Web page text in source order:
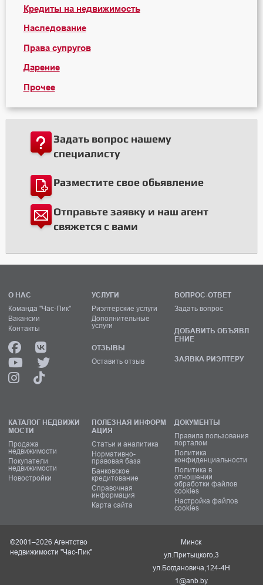
Кредиты на недвижимость
Наследование
Права супругов
Дарение
Прочее
Задать вопрос нашему
специалисту
Разместите свое обьявление
Отправьте заявку и наш агент
свяжется с вами
О НАС
Команда "Час-Пик"
Вакансии
Контакты
УСЛУГИ
Риэлтерские услуги
Дополнительные
услуги
ОТЗЫВЫ
Оставить отзыв
ВОПРОС-ОТВЕТ
Задать вопрос
ДОБАВИТЬ ОБЪЯВЛ
ЕНИЕ
ЗАЯВКА РИЭЛТЕРУ
КАТАЛОГ НЕДВИЖИ
МОСТИ
Продажа
недвижимости
Покупатели
недвижимости
Новостройки
ПОЛЕЗНАЯ ИНФОРМ
АЦИЯ
Статьи и аналитика
Нормативно-
правовая база
Банковское
кредитование
Справочная
информация
Карта сайта
ДОКУМЕНТЫ
Правила пользования
порталом
Политика
конфиденциальности
Политика в
отношении
обработки файлов
cookies
Настройка файлов
cookies
©2001–2026 Агентство
недвижимости "Час-Пик"
Минск
ул.Притыцкого,3
ул.Богдановича,124-4Н
1@anb.by